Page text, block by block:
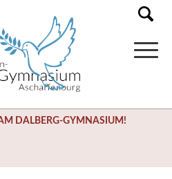
DALBERG-GYMNASIUM!